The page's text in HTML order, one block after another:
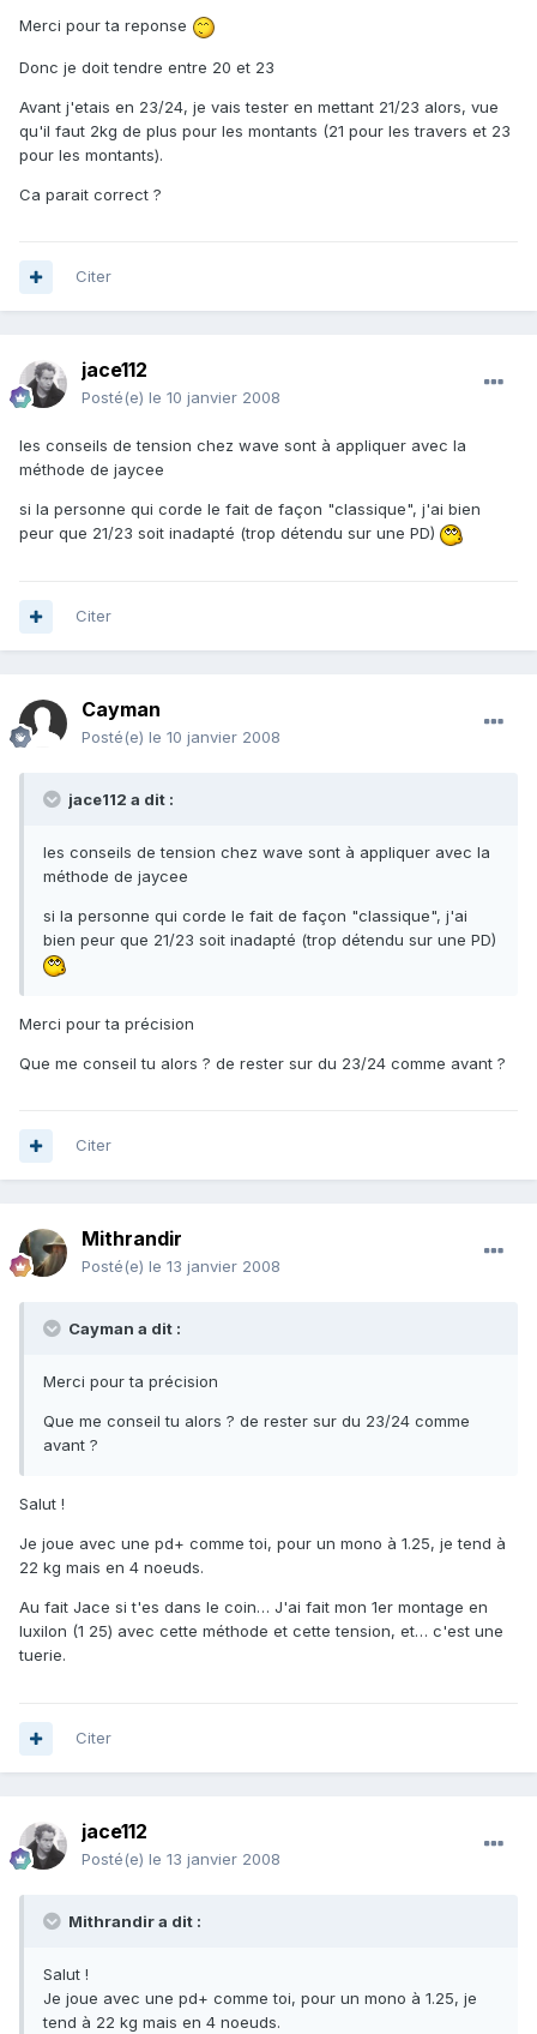
Merci pour ta reponse
Donc je doit tendre entre 20 et 23
Avant j'etais en 23/24, je vais tester en mettant 21/23 alors, vue
qu'il faut 2kg de plus pour les montants (21 pour les travers et 23
pour les montants).
Ca parait correct ?
Citer
jace112
Posté(e) le 10 janvier 2008
les conseils de tension chez wave sont à appliquer avec la
méthode de jaycee
si la personne qui corde le fait de façon "classique", j'ai bien
peur que 21/23 soit inadapté (trop détendu sur une PD)
Citer
Cayman
Posté(e) le 10 janvier 2008
jace112 a dit :
les conseils de tension chez wave sont à appliquer avec la
méthode de jaycee
si la personne qui corde le fait de façon "classique", j'ai
bien peur que 21/23 soit inadapté (trop détendu sur une PD)
Merci pour ta précision
Que me conseil tu alors ? de rester sur du 23/24 comme avant ?
Citer
Mithrandir
Posté(e) le 13 janvier 2008
Cayman a dit :
Merci pour ta précision
Que me conseil tu alors ? de rester sur du 23/24 comme
avant ?
Salut !
Je joue avec une pd+ comme toi, pour un mono à 1.25, je tend à
22 kg mais en 4 noeuds.
Au fait Jace si t'es dans le coin… J'ai fait mon 1er montage en
luxilon (1 25) avec cette méthode et cette tension, et… c'est une
tuerie.
Citer
jace112
Posté(e) le 13 janvier 2008
Mithrandir a dit :
Salut !
Je joue avec une pd+ comme toi, pour un mono à 1.25, je
tend à 22 kg mais en 4 noeuds.